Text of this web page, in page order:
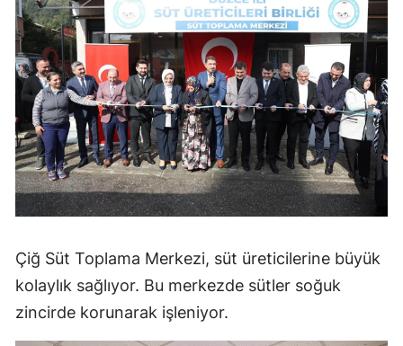
Çiğ Süt Toplama Merkezi, süt üreticilerine büyük
kolaylık sağlıyor. Bu merkezde sütler soğuk
zincirde korunarak işleniyor.